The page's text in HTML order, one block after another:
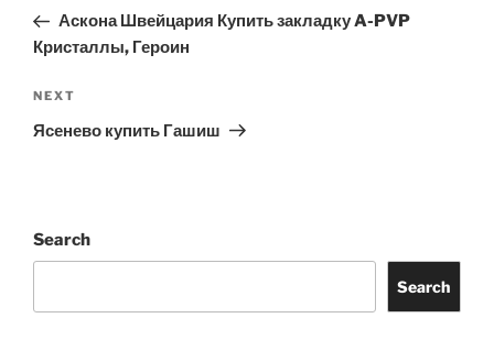
PostАскона Швейцария Купить закладку A-PVP
Кристаллы, Героин
Next
Post
NEXT
Ясенево купить Гашиш
Search
Search